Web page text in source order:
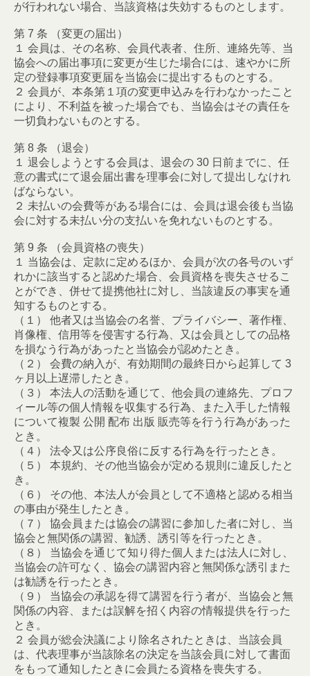
が行われない場合、当該資格は失効するものとします。
第 7 条 （変更の届出）
１ 会員は、その名称、会員代表者、住所、連絡先等、当
協会への届出事項に変更が生じた場合には、速やかに所
定の登録事項変更届を当協会に提出するものとする。
２ 会員が、本条第１項の変更申込みを行わなかったこと
により、不利益を被った場合でも、当協会はその責任を
一切負わないものとする。
第 8 条 （退会）
１ 退会しようとする会員は、退会の 30 日前までに、任
意の書式にて退会届出書を理事会に対して提出しなけれ
ばならない。
２ 未払いの会費等がある場合には、会員は退会後も当協
会に対する未払い分の支払いを免れないものとする。
第 9 条 （会員資格の喪失）
１ 当協会は、定款に定めるほか、会員が次の各号のいず
れかに該当すると認めた場合、会員資格を喪失させるこ
とができ、併せて提携他社に対し、当該違反の事実を通
知するものとする。
（１） 他者又は当協会の名誉、プライバシー、著作権、
肖像権、信用等を侵害する行為、又は会員としての品格
を損なう行為があったと当協会が認めたとき。
（２） 会費の納入が、有効期間の最終日から起算して 3
ヶ月以上遅滞したとき。
（３） 本法人の活動を通じて、他会員の連絡先、プロフ
ィール等の個人情報を収集する行為、また入手した情報
について複製 公開 配布 出版 販売等を行う行為があった
とき。
（４） 法令又は公序良俗に反する行為を行ったとき。
（５） 本規約、その他当協会が定める規則に違反したと
き。
（６） その他、本法人が会員として不適格と認める相当
の事由が発生したとき。
（７） 協会員または協会の講習に参加した者に対し、当
協会と無関係の講習、勧誘、誘引等を行ったとき。
（８） 当協会を通じて知り得た個人または法人に対し、
当協会の許可なく、協会の講習内容と無関係な誘引また
は勧誘を行ったとき。
（９） 当協会の承認を得て講習を行う者が、当協会と無
関係の内容、または誤解を招く内容の情報提供を行った
とき。
２ 会員が総会決議により除名されたときは、当該会員
は、代表理事が当該除名の決定を当該会員に対して書面
をもって通知したときに会員たる資格を喪失する。